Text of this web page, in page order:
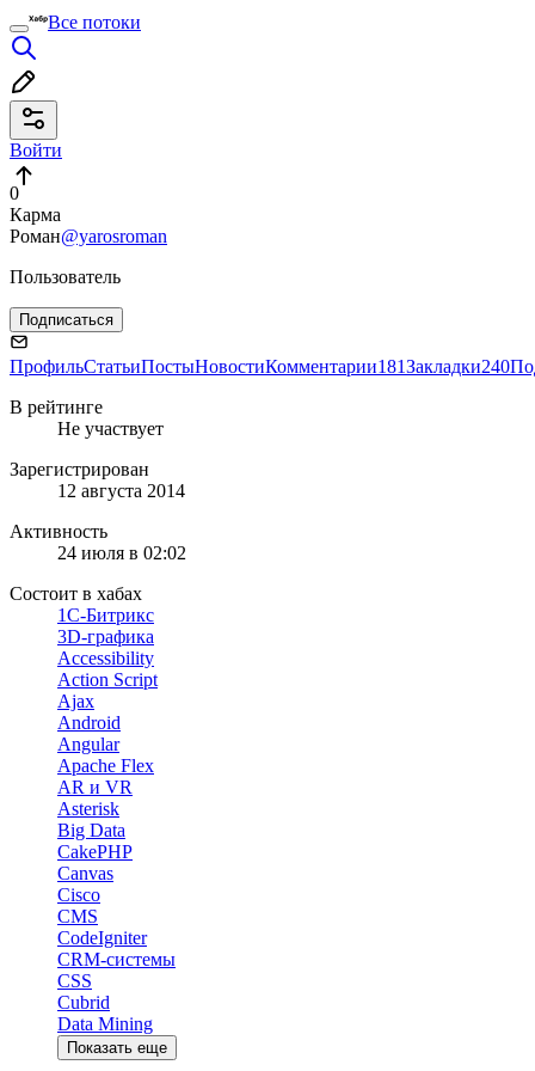
Все потоки
Войти
0
Карма
Роман@yarosroman
Пользователь
Подписаться
ПрофильСтатьиПостыНовостиКомментарии181Закладки240
В рейтинге
Не участвует
Зарегистрирован
12 августа 2014
Активность
24 июля в 02:02
Состоит в хабах
1С-Битрикс
3D-графика
Accessibility
Action Script
Ajax
Android
Angular
Apache Flex
AR и VR
Asterisk
Big Data
CakePHP
Canvas
Cisco
CMS
CodeIgniter
CRM-системы
CSS
Cubrid
Data Mining
Показать еще